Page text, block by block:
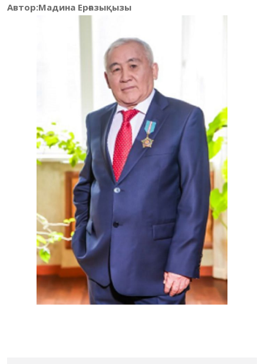
Автор:Мадина Ерғазықызы